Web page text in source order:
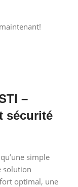
–
sécurité
simple
solution
optimal, une